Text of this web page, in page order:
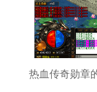
热血传奇勋章